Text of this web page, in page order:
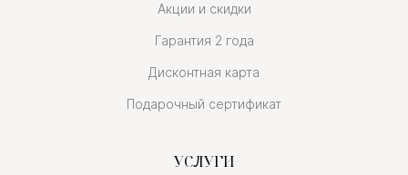
Акции и скидки
Гарантия 2 года
Дисконтная карта
Подарочный сертификат
УСЛУГИ